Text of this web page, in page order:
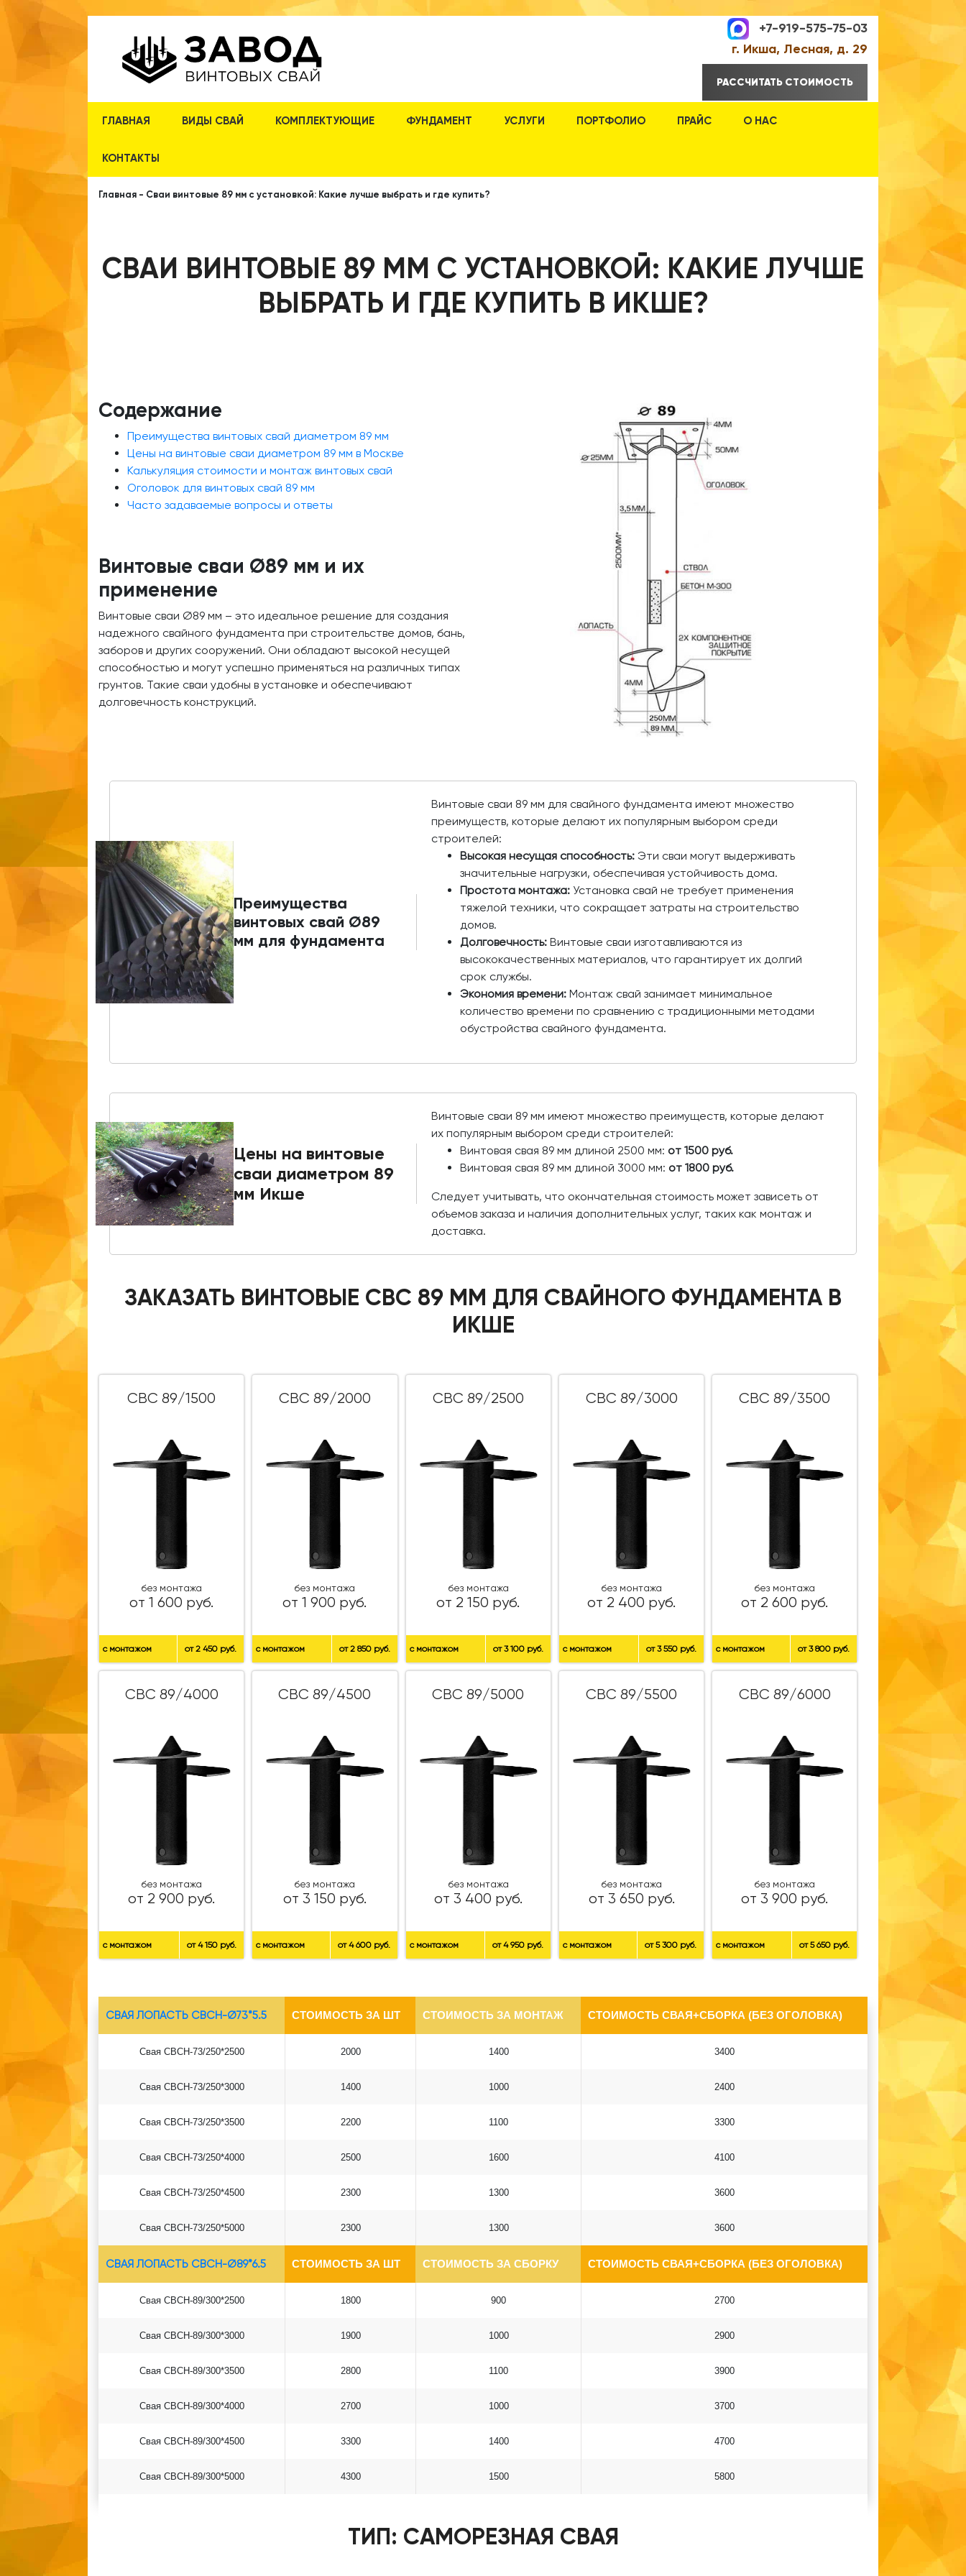
+7-919-575-75-03
г. Икша, Лесная, д. 29
РАССЧИТАТЬ СТОИМОСТЬ
ГЛАВНАЯ ВИДЫ СВАЙ КОМПЛЕКТУЮЩИЕ ФУНДАМЕНТ УСЛУГИ ПОРТФОЛИО ПРАЙС О НАС
КОНТАКТЫ
Главная - Сваи винтовые 89 мм с установкой: Какие лучше выбрать и где купить?
СВАИ ВИНТОВЫЕ 89 ММ С УСТАНОВКОЙ: КАКИЕ ЛУЧШЕ
ВЫБРАТЬ И ГДЕ КУПИТЬ В ИКШЕ?
Содержание
Преимущества винтовых свай диаметром 89 мм
Цены на винтовые сваи диаметром 89 мм в Москве
Калькуляция стоимости и монтаж винтовых свай
Оголовок для винтовых свай 89 мм
Часто задаваемые вопросы и ответы
Винтовые сваи Ø89 мм и их
применение
Винтовые сваи Ø89 мм – это идеальное решение для создания
надежного свайного фундамента при строительстве домов, бань,
заборов и других сооружений. Они обладают высокой несущей
способностью и могут успешно применяться на различных типах
грунтов. Такие сваи удобны в установке и обеспечивают
долговечность конструкций.
Преимущества
винтовых свай Ø89
мм для фундамента
Винтовые сваи 89 мм для свайного фундамента имеют множество
преимуществ, которые делают их популярным выбором среди
строителей:
Высокая несущая способность: Эти сваи могут выдерживать
значительные нагрузки, обеспечивая устойчивость дома.
Простота монтажа: Установка свай не требует применения
тяжелой техники, что сокращает затраты на строительство
домов.
Долговечность: Винтовые сваи изготавливаются из
высококачественных материалов, что гарантирует их долгий
срок службы.
Экономия времени: Монтаж свай занимает минимальное
количество времени по сравнению с традиционными методами
обустройства свайного фундамента.
Цены на винтовые
сваи диаметром 89
мм Икше
Винтовые сваи 89 мм имеют множество преимуществ, которые делают
их популярным выбором среди строителей:
Винтовая свая 89 мм длиной 2500 мм: от 1500 руб.
Винтовая свая 89 мм длиной 3000 мм: от 1800 руб.
Следует учитывать, что окончательная стоимость может зависеть от
объемов заказа и наличия дополнительных услуг, таких как монтаж и
доставка.
ЗАКАЗАТЬ ВИНТОВЫЕ СВС 89 ММ ДЛЯ СВАЙНОГО ФУНДАМЕНТА В
ИКШЕ
СВС 89/1500
без монтажа
от 1 600 руб.
с монтажом от 2 450 руб.
СВС 89/2000
без монтажа
от 1 900 руб.
с монтажом от 2 850 руб.
СВС 89/2500
без монтажа
от 2 150 руб.
с монтажом от 3 100 руб.
СВС 89/3000
без монтажа
от 2 400 руб.
с монтажом от 3 550 руб.
СВС 89/3500
без монтажа
от 2 600 руб.
с монтажом от 3 800 руб.
СВС 89/4000
без монтажа
от 2 900 руб.
с монтажом от 4 150 руб.
СВС 89/4500
без монтажа
от 3 150 руб.
с монтажом от 4 600 руб.
СВС 89/5000
без монтажа
от 3 400 руб.
с монтажом от 4 950 руб.
СВС 89/5500
без монтажа
от 3 650 руб.
с монтажом от 5 300 руб.
СВС 89/6000
без монтажа
от 3 900 руб.
с монтажом от 5 650 руб.
СВАЯ ЛОПАСТЬ СВСН-Ø73*5.5 СТОИМОСТЬ ЗА ШТ СТОИМОСТЬ ЗА МОНТАЖ СТОИМОСТЬ СВАЯ+СБОРКА (БЕЗ ОГОЛОВКА)
Свая СВСН-73/250*2500 2000 1400 3400
Свая СВСН-73/250*3000 1400 1000 2400
Свая СВСН-73/250*3500 2200 1100 3300
Свая СВСН-73/250*4000 2500 1600 4100
Свая СВСН-73/250*4500 2300 1300 3600
Свая СВСН-73/250*5000 2300 1300 3600
СВАЯ ЛОПАСТЬ СВСН-Ø89*6.5 СТОИМОСТЬ ЗА ШТ СТОИМОСТЬ ЗА СБОРКУ СТОИМОСТЬ СВАЯ+СБОРКА (БЕЗ ОГОЛОВКА)
Свая СВСН-89/300*2500 1800 900 2700
Свая СВСН-89/300*3000 1900 1000 2900
Свая СВСН-89/300*3500 2800 1100 3900
Свая СВСН-89/300*4000 2700 1000 3700
Свая СВСН-89/300*4500 3300 1400 4700
Свая СВСН-89/300*5000 4300 1500 5800
ТИП: САМОРЕЗНАЯ СВАЯ